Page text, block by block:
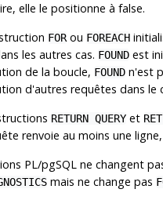
elle le positionne à false.
FORou FOREACH
les autres cas. FOUNDest
de la boucle, FOUNDn'est
d'autres requêtes dans le
RETURN QUERYet
renvoie au moins une
PL/pgSQLne changent
mais ne change pas